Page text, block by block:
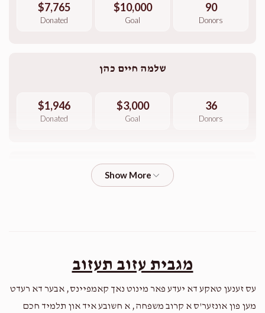
$7,765
Donated
$10,000
Goal
90
Donors
שלמה חיים כהן
$1,946
Donated
$3,000
Goal
36
Donors
ישראל שלום אונגאר
יקותיאל מנשה פריעדמאן
$1,901 $3,000 25
מגבית עזוב תעזוב
עס זענען טאקע דא יעדע פאר מינוט נאך קאמפיינס, אבער דא רעדט
מען פון אונזער'ס א קרוב משפחה, א חשובע איד און תלמיד חכם